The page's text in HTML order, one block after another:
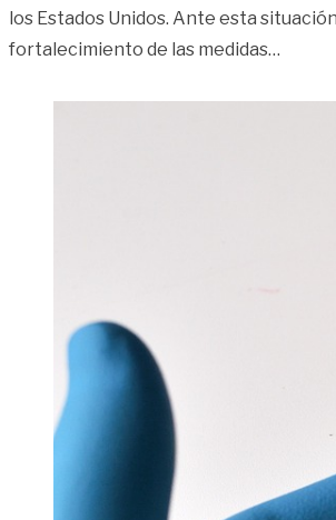
los Estados Unidos. Ante esta
fortalecimiento de las medidas…